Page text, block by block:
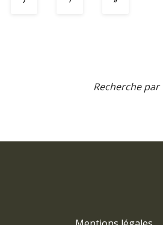
Recherche par